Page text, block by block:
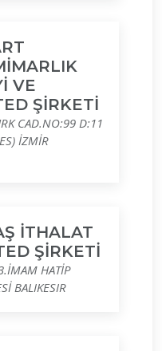
VE
ŞİRKETİ
CAD.NO:99 D:11
İZMİR
İTHALAT
ŞİRKETİ
HATİP
BALIKESIR